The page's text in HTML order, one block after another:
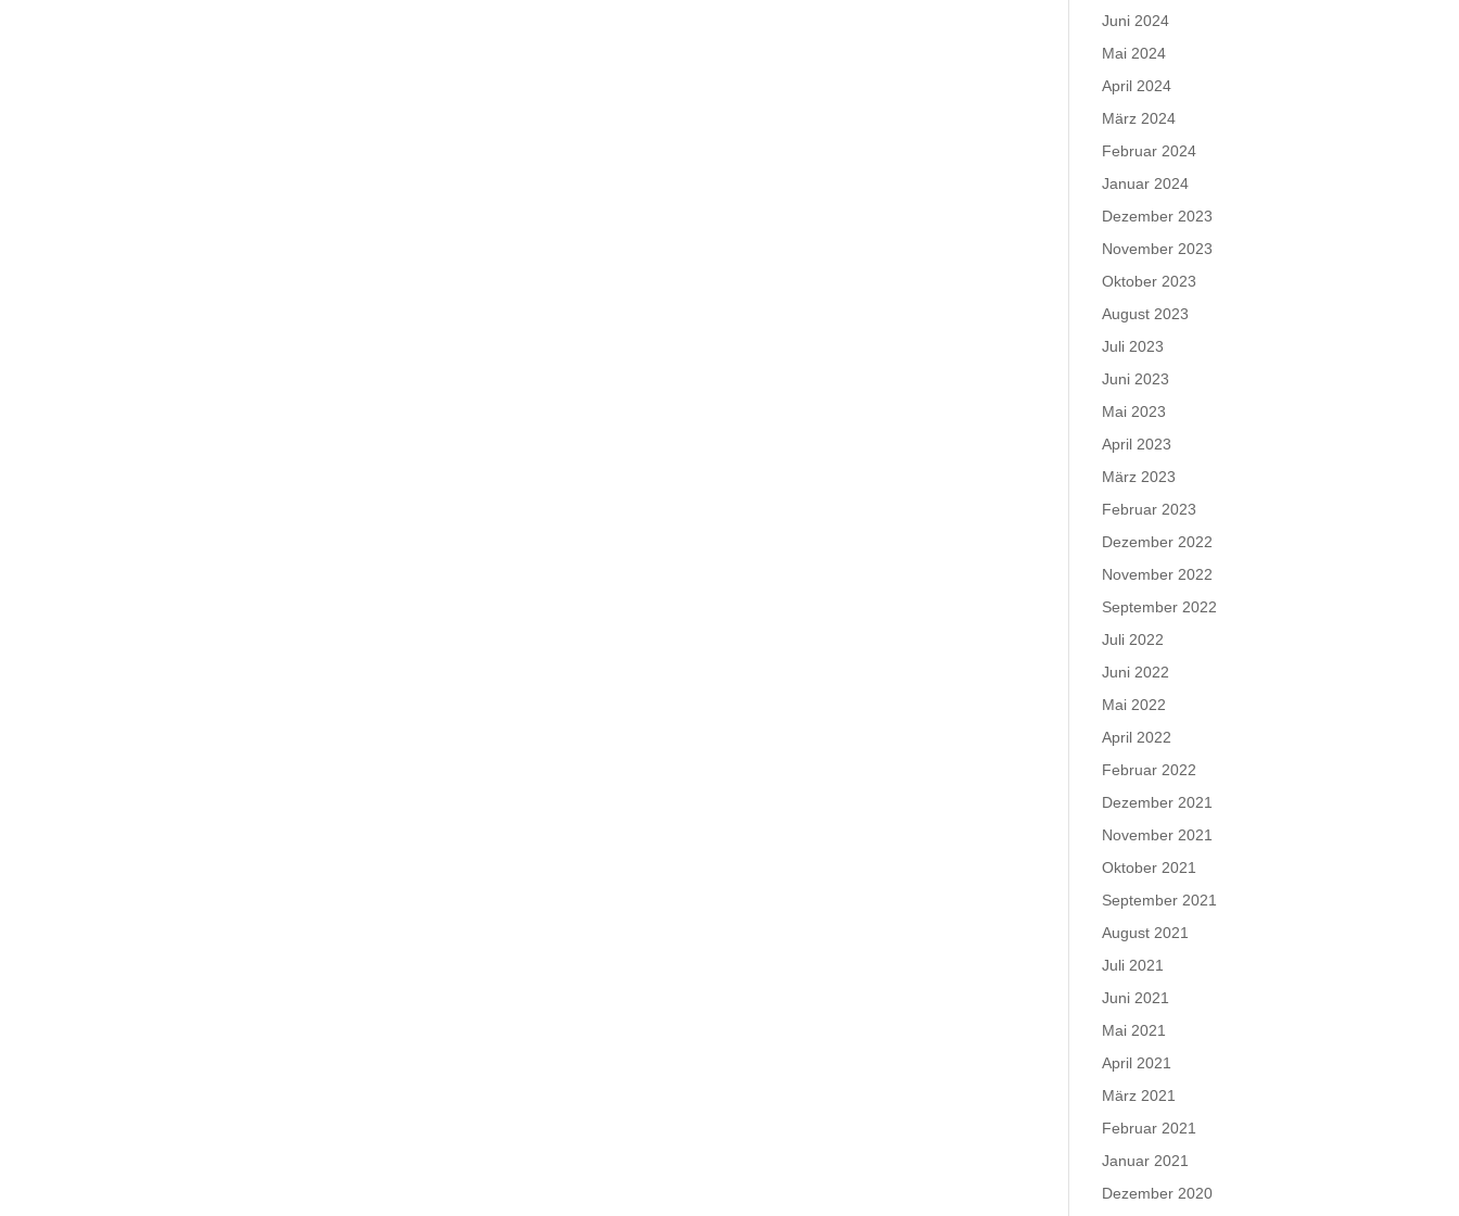
Juni 2024
Mai 2024
April 2024
März 2024
Februar 2024
Januar 2024
Dezember 2023
November 2023
Oktober 2023
August 2023
Juli 2023
Juni 2023
Mai 2023
April 2023
März 2023
Februar 2023
Dezember 2022
November 2022
September 2022
Juli 2022
Juni 2022
Mai 2022
April 2022
Februar 2022
Dezember 2021
November 2021
Oktober 2021
September 2021
August 2021
Juli 2021
Juni 2021
Mai 2021
April 2021
März 2021
Februar 2021
Januar 2021
Dezember 2020